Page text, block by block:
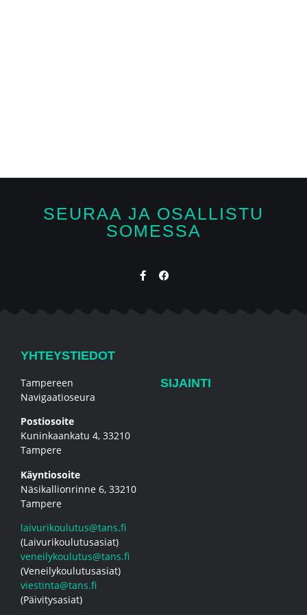
SEURAA JA OSALLISTU
SOMESSA
YHTEYSTIEDOT
Tampereen
Navigaatioseura
Postiosoite
Kuninkaankatu 4, 33210
Tampere
Käyntiosoite
Näsikallionrinne 6, 33210
Tampere
laivurikoulutus@tans.fi
(Laivurikoulutusasiat)
veneilykoulutus@tans.fi
(Veneilykoulutusasiat)
viestinta@tans.fi
(Päivitysasiat)
SIJAINTI